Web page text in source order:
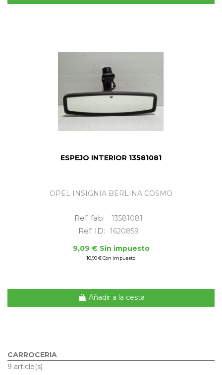
ESPEJO INTERIOR 13581081
OPEL INSIGNIA BERLINA COSMO
Ref. fab: 13581081
Ref. ID:
1620859
9,09 € Sin impuesto
10,99 € Con impuesto
Añadir a la cesta
CARROCERIA
9 article(s)